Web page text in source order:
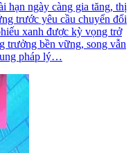
hạn ngày càng gia tăng, thị
trước yêu cầu chuyển đổi
xanh được kỳ vọng trở
trưởng bền vững, song vẫn
pháp lý…